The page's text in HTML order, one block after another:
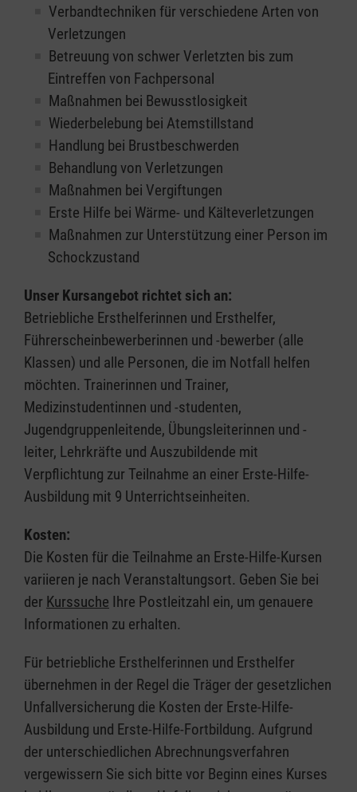
Verbandtechniken für verschiedene Arten von
Verletzungen
Betreuung von schwer Verletzten bis zum
Eintreffen von Fachpersonal
Maßnahmen bei Bewusstlosigkeit
Wiederbelebung bei Atemstillstand
Handlung bei Brustbeschwerden
Behandlung von Verletzungen
Maßnahmen bei Vergiftungen
Erste Hilfe bei Wärme- und Kälteverletzungen
Maßnahmen zur Unterstützung einer Person im
Schockzustand
Unser Kursangebot richtet sich an:
Betriebliche Ersthelferinnen und Ersthelfer,
Führerscheinbewerberinnen und -bewerber (alle
Klassen) und alle Personen, die im Notfall helfen
möchten. Trainerinnen und Trainer,
Medizinstudentinnen und -studenten,
Jugendgruppenleitende, Übungsleiterinnen und -
leiter, Lehrkräfte und Auszubildende mit
Verpflichtung zur Teilnahme an einer Erste-Hilfe-
Ausbildung mit 9 Unterrichtseinheiten.
Kosten:
Die Kosten für die Teilnahme an Erste-Hilfe-Kursen
variieren je nach Veranstaltungsort. Geben Sie bei
der Kurssuche Ihre Postleitzahl ein, um genauere
Informationen zu erhalten.
Für betriebliche Ersthelferinnen und Ersthelfer
übernehmen in der Regel die Träger der gesetzlichen
Unfallversicherung die Kosten der Erste-Hilfe-
Ausbildung und Erste-Hilfe-Fortbildung. Aufgrund
der unterschiedlichen Abrechnungsverfahren
vergewissern Sie sich bitte vor Beginn eines Kurses